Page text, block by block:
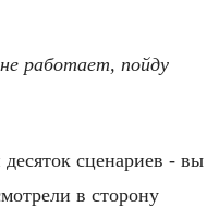
работает, пойду
сценариев - вы
в сторону